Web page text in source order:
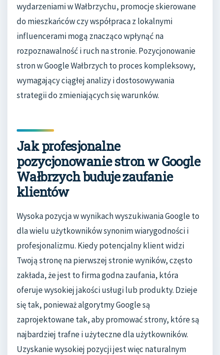
wydarzeniami w Wałbrzychu, promocje skierowane
do mieszkańców czy współpraca z lokalnymi
influencerami mogą znacząco wpłynąć na
rozpoznawalność i ruch na stronie. Pozycjonowanie
stron w Google Wałbrzych to proces kompleksowy,
wymagający ciągłej analizy i dostosowywania
strategii do zmieniających się warunków.
Jak profesjonalne
pozycjonowanie stron w Google
Wałbrzych buduje zaufanie
klientów
Wysoka pozycja w wynikach wyszukiwania Google to
dla wielu użytkowników synonim wiarygodności i
profesjonalizmu. Kiedy potencjalny klient widzi
Twoją stronę na pierwszej stronie wyników, często
zakłada, że jest to firma godna zaufania, która
oferuje wysokiej jakości usługi lub produkty. Dzieje
się tak, ponieważ algorytmy Google są
zaprojektowane tak, aby promować strony, które są
najbardziej trafne i użyteczne dla użytkowników.
Uzyskanie wysokiej pozycji jest więc naturalnym